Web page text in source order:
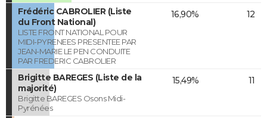
Frédéric CABROLIER (Liste
du Front National)
LISTE FRONT NATIONAL POUR
MIDI-PYRENEES PRESENTEE PAR
JEAN-MARIE LE PEN CONDUITE
PAR FREDERIC CABROLIER
16,90% 12
Brigitte BAREGES (Liste de la
majorité)
Brigitte BAREGES Osons Midi-
Pyrénées
15,49% 11